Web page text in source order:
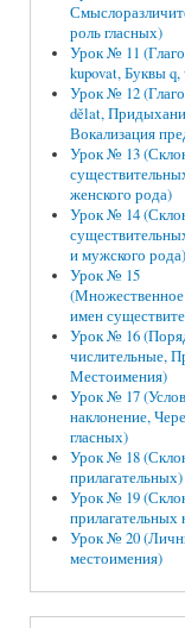
роль гласных)
Урок № 11
kupovat, Буквы q,
Урок № 12
dělat,
Вокализация
Урок № 13
женского рода)
Урок № 14
и мужского рода)
Урок № 15
(Множественное
имен
Урок № 16
числительные,
Местоимения)
Урок № 17
наклонение,
гласных)
Урок № 18
прилагательных)
Урок № 19
прилагательных
Урок № 20
местоимения)